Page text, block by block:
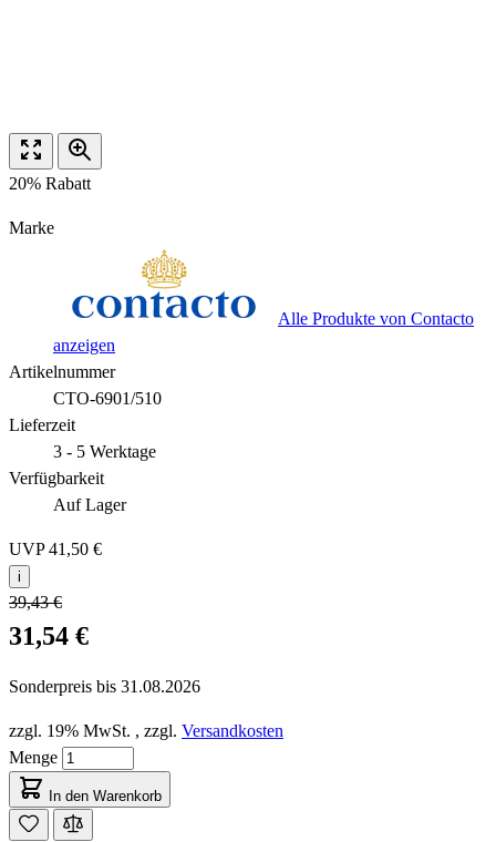
20% Rabatt
Marke
Alle Produkte von Contacto
anzeigen
Artikelnummer
CTO-6901/510
Lieferzeit
3 - 5 Werktage
Verfügbarkeit
Auf Lager
UVP41,50 €
i
39,43 €
31,54 €
Sonderpreis bis 31.08.2026
zzgl. 19% MwSt. , zzgl. Versandkosten
Menge
In den Warenkorb